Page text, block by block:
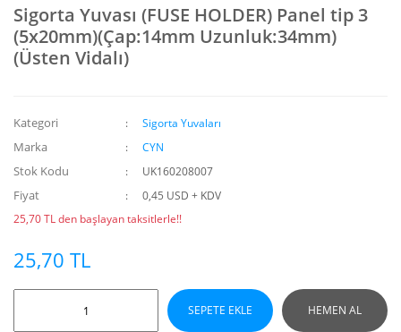
Sigorta Yuvası (FUSE HOLDER) Panel tip 3
(5x20mm)(Çap:14mm Uzunluk:34mm)
(Üsten Vidalı)
Kategori Sigorta Yuvaları
Marka CYN
Stok Kodu UK160208007
Fiyat
0,45 USD + KDV
25,70 TL den başlayan taksitlerle!!
25,70 TL
SEPETE EKLE HEMEN AL